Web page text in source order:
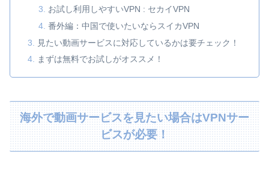
お試し利用しやすいVPN : セカイVPN
番外編：中国で使いたいならスイカVPN
見たい動画サービスに対応しているかは要チェック！
まずは無料でお試しがオススメ！
海外で動画サービスを見たい場合はVPNサー
ビスが必要！